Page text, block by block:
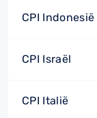
CPI Indonesië
CPI Israël
CPI Italië